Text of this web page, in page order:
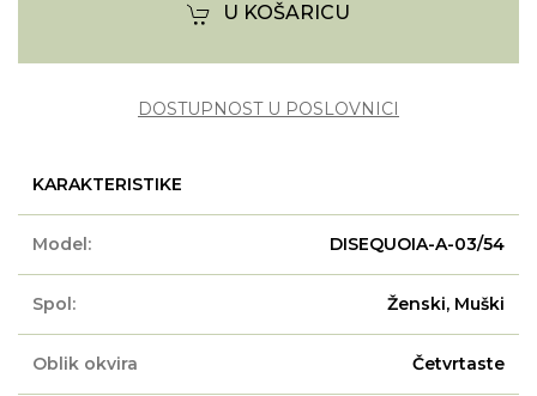
U KOŠARICU
DOSTUPNOST U POSLOVNICI
KARAKTERISTIKE
Model: DISEQUOIA-A-03/54
Spol: Ženski, Muški
Oblik okvira Četvrtaste